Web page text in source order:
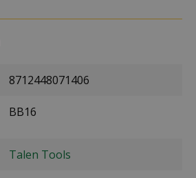
8712448071406
BB16
Talen Tools